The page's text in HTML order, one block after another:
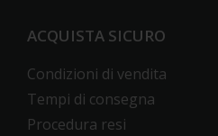
ACQUISTA SICURO
Condizioni di vendita
Tempi di consegna
Procedura resi